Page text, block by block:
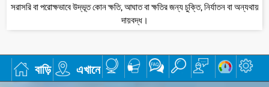
সরাসরি বা পরোক্ষভাবে উদ্ভূত কোন ক্ষতি, আঘাত বা ক্ষতির জন্য চুক্তি, নির্যাতন বা অন্যথায়
দায়বদ্ধ।
বাড়ি এখানে